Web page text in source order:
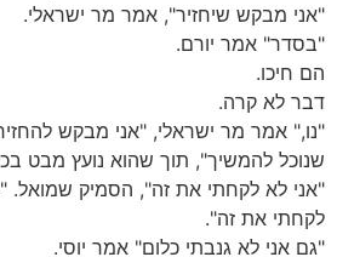
"אני מבקש שיחזיר", אמר מר ישראלי.
"בסדר" אמר יורם.
הם חיכו.
דבר לא קרה.
"נו," אמר מר ישראלי, "אני מבקש
שנוכל להמשיך", תוך שהוא נועץ מבט
"אני לא לקחתי את זה", הסמיק
לקחתי את זה".
"גם אני לא גנבתי כלום" אמר יוסי.